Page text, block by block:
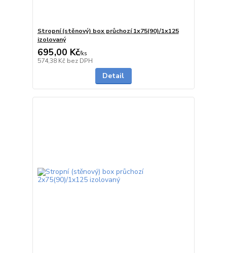
Stropní (stěnový) box průchozí 1x75(90)/1x125
izolovaný
695,00 Kč/ks
574,38 Kč bez DPH
Detail